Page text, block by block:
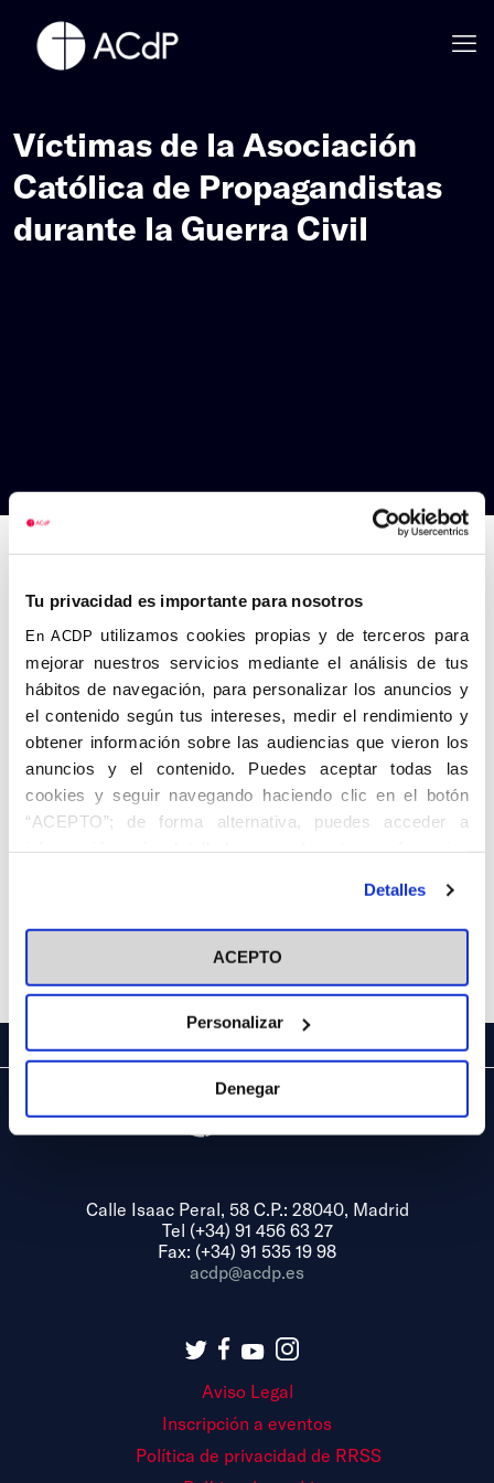
Tu privacidad es importante para nosotros
En ACDP utilizamos cookies propias y de terceros para
mejorar nuestros servicios mediante el análisis de tus
hábitos de navegación, para personalizar los anuncios y
el contenido según tus intereses, medir el rendimiento y
obtener información sobre las audiencias que vieron los
anuncios y el contenido. Puedes aceptar todas las
cookies y seguir navegando haciendo clic en el botón
“ACEPTO”; de forma alternativa, puedes acceder a
información más detallada y cambiar tus preferencias
en el botón "Personalizar". Para más información puedes
visitar nuestra Política de Cookies
Detalles
ACEPTO
Personalizar
Denegar
Víctimas de la Asociación
Católica de Propagandistas
durante la Guerra Civil
Calle Isaac Peral, 58 C.P.: 28040, Madrid
Tel (+34) 91 456 63 27
Fax: (+34) 91 535 19 98
acdp@acdp.es
Aviso Legal
Inscripción a eventos
Política de privacidad de RRSS